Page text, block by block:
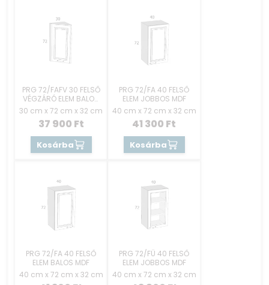
PRG 72/FAFV 30 FELSŐ
VÉGZÁRÓ ELEM BALOS
MDF
30 cm x 72 cm x 32 cm
37 900 Ft
Kosárba
PRG 72/FA 40 FELSŐ
ELEM JOBBOS MDF
40 cm x 72 cm x 32 cm
41 300 Ft
Kosárba
PRG 72/FA 40 FELSŐ
ELEM BALOS MDF
40 cm x 72 cm x 32 cm
PRG 72/FÜ 40 FELSŐ
ELEM JOBBOS MDF
40 cm x 72 cm x 32 cm